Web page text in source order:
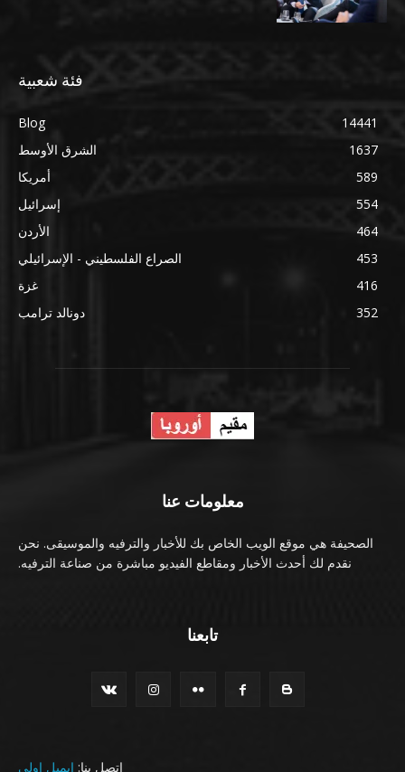
فئة شعبية
Blog
14441
الشرق الأوسط
1637
أمريكا
589
إسرائيل
554
الأردن
464
الصراع الفلسطيني - الإسرائيلي
453
غزة
416
دونالد ترامب
352
معلومات عنا
الصحيفة هي موقع الويب الخاص بك للأخبار والترفيه والموسيقى. نحن
نقدم لك أحدث الأخبار ومقاطع الفيديو مباشرة من صناعة الترفيه.
تابعنا
اتصل بنا: ايميل اولي